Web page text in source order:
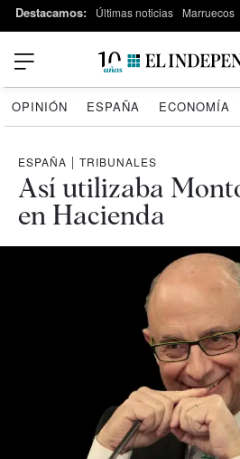
Destacamos: Últimas noticias Marruecos
OPINIÓN ESPAÑA ECONOMÍA
ESPAÑA | TRIBUNALES
Así utilizaba
en Hacienda